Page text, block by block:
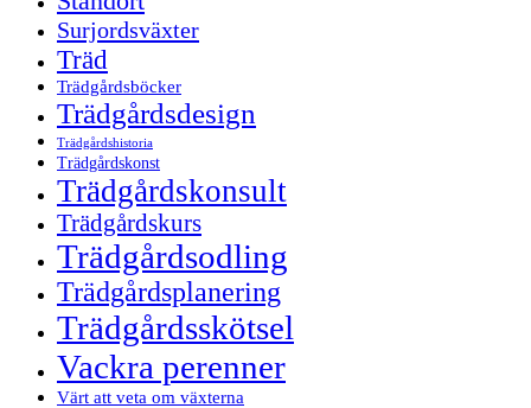
Surjordsväxter
Träd
Trädgårdsböcker
Trädgårdsdesign
Trädgårdshistoria
Trädgårdskonst
Trädgårdskonsult
Trädgårdskurs
Trädgårdsodling
Trädgårdsplanering
Trädgårdsskötsel
Vackra perenner
Värt att veta om växterna